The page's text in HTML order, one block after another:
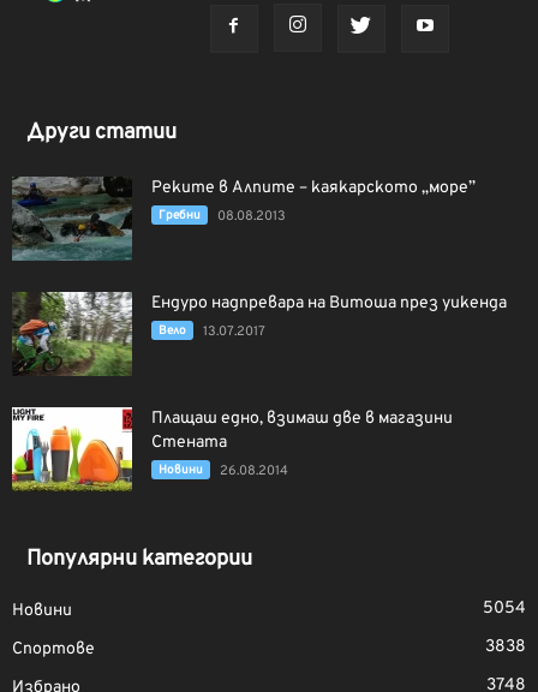
Други статии
Реките в Алпите – каякарското „море”
Гребни 08.08.2013
Eндуро надпревара на Витоша през уикенда
Вело 13.07.2017
Плащаш едно, взимаш две в магазини
Стената
Новини 26.08.2014
Популярни категории
Новини
5054
Спортове
3838
Избрано
3748